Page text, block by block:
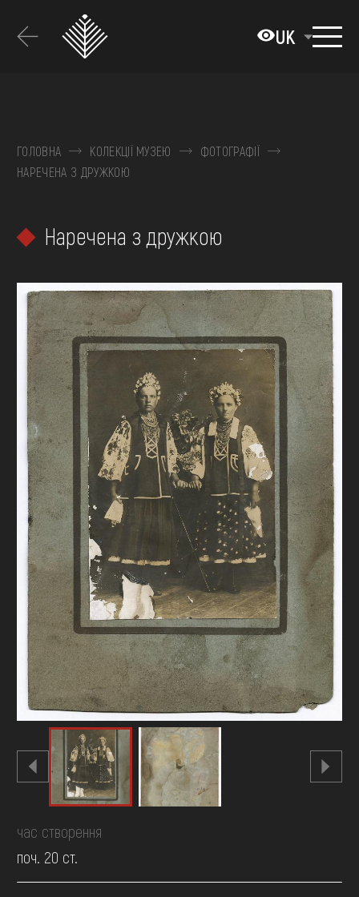
основного
UK
КОЛЕКЦІЇ
ВИСТАВКИ ТА ПОДІЇ
ВІДВІДАТИ
НАВЧИТИСЯ
ПОСЛУГИ
FAQ
ОНЛАЙН-КРАМНИЦЯ
ПІДТРИМАТИ
ГОЛОВНА КОЛЕКЦІЇ МУЗЕЮ
ФОТОГРАФІЇ
НАРЕЧЕНА З ДРУЖКОЮ
Наречена з дружкою
час створення
поч. 20 ст.